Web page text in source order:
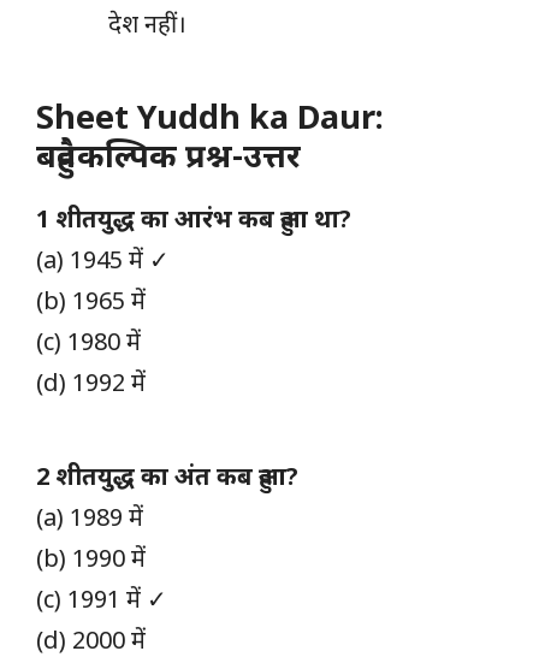
देश नहीं।
Sheet Yuddh ka Daur:
बहुवैकल्पिक प्रश्न-उत्तर
1 शीतयुद्ध का आरंभ कब हुआ था?
(a) 1945 में ✓
(b) 1965 में
(c) 1980 में
(d) 1992 में
2 शीतयुद्ध का अंत कब हुआ?
(a) 1989 में
(b) 1990 में
(c) 1991 में ✓
(d) 2000 में